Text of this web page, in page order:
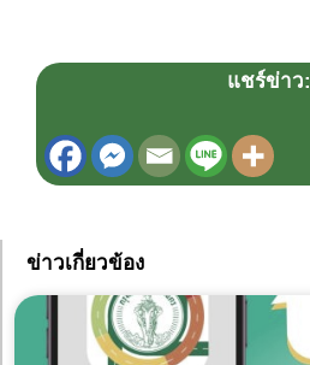
แชร์ข่าว:
ข่าวเกี่ยวข้อง